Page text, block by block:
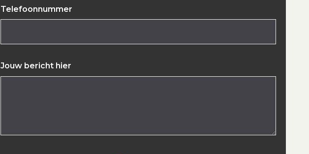
Telefoonnummer
Jouw bericht hier